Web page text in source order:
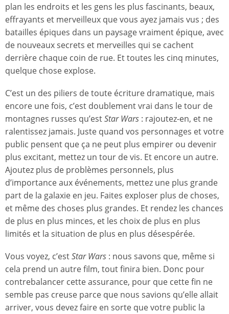
plan les endroits et les gens les plus fascinants, beaux,
effrayants et merveilleux que vous ayez jamais vus ; des
batailles épiques dans un paysage vraiment épique, avec
de nouveaux secrets et merveilles qui se cachent
derrière chaque coin de rue. Et toutes les cinq minutes,
quelque chose explose.
C’est un des piliers de toute écriture dramatique, mais
encore une fois, c’est doublement vrai dans le tour de
montagnes russes qu’estStar Wars : rajoutez-en, et ne
ralentissez jamais. Juste quand vos personnages et votre
public pensent que ça ne peut plus empirer ou devenir
plus excitant, mettez un tour de vis. Et encore un autre.
Ajoutez plus de problèmes personnels, plus
d’importance aux événements, mettez une plus grande
part de la galaxie en jeu. Faites exploser plus de choses,
et même des choses plus grandes. Et rendez les chances
de plus en plus minces, et les choix de plus en plus
limités et la situation de plus en plus désespérée.
Vous voyez, c’estStar Wars : nous savons que, même si
cela prend un autre film, tout finira bien. Donc pour
contrebalancer cette assurance, pour que cette fin ne
semble pas creuse parce que nous savions qu’elle allait
arriver, vous devez faire en sorte que votre public la